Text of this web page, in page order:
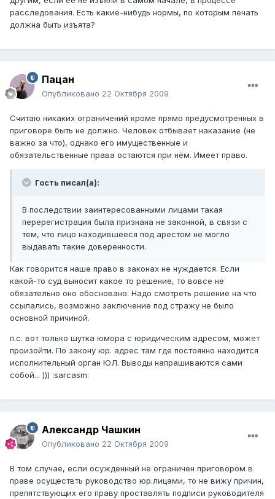
расследования. Есть какие-нибудь нормы, по которым печать
должна быть изъята?
Пацан
Опубликовано 22 Октября 2009
Считаю никаких ограничений кроме прямо предусмотренных в
приговоре быть не должно. Человек отбывает наказание (не
важно за что), однако его имущественные и
обязательственные права остаются при нём. Имеет право.
Гость писал(а):
В последствии заинтересованными лицами такая
перерегистрация была признана не законной, в связи с
тем, что лицо находившееся под арестом не могло
выдавать такие доверенности.
Как говорится наше право в законах не нуждается. Если
какой-то суд выносит какое то решение, то вовсе не
обязательно оно обосновано. Надо смотреть решение на что
ссылались, возможно заключение под стражу не было
основной причиной.
п.с. вот только шутка юмора с юридическим адресом, может
произойти. По закону юр. адрес там где постоянно находится
исполнительный орган ЮЛ. Выводы напрашиваются сами
собой... ))) :sarcasm:
Александр Чашкин
Опубликовано 22 Октября 2009
В том случае, если осужденный не ограничен приговором в
праве осуществть руководство юр.лицами, то не вижу причин,
препятствующих его праву проставлять подписи руководителя